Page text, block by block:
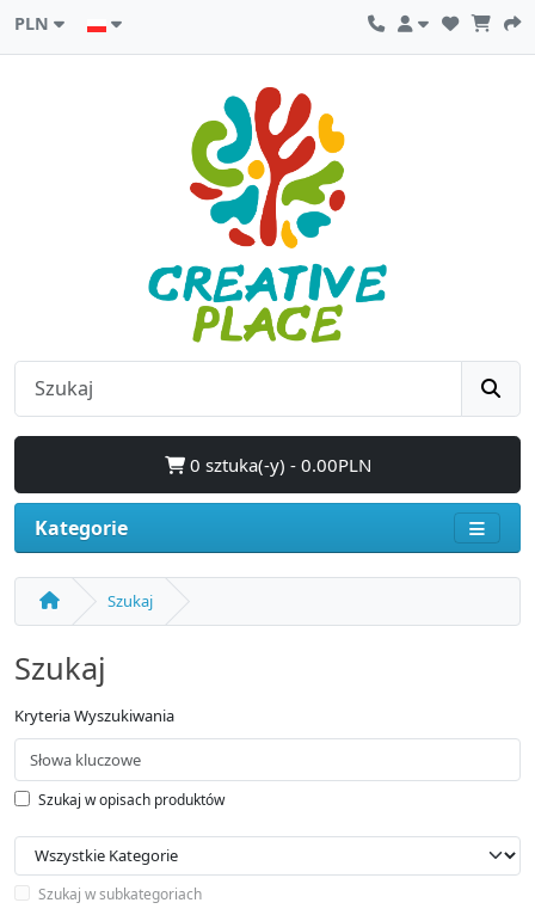
PLN
0 sztuka(-y) - 0.00PLN
Kategorie
Szukaj
Szukaj
Kryteria Wyszukiwania
Szukaj w opisach produktów
Szukaj w subkategoriach